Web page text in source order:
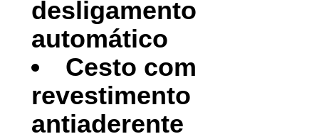
desligamento
automático
Cesto com
revestimento
antiaderente